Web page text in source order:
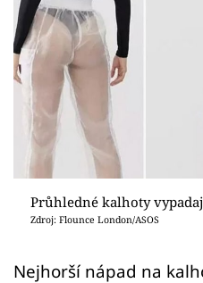
Virály
Sex a vztahy
Videa
Sledujte prima+
Přihlášení
Sledujte nás
Průhledné kalhoty
Zdroj: Flounce London/ASOS
Nejhorší nápad na